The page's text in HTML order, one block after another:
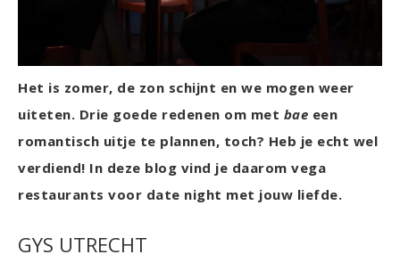
Het is zomer, de zon schijnt en we mogen weer
uiteten. Drie goede redenen om met bae een
romantisch uitje te plannen, toch? Heb je echt wel
verdiend! In deze blog vind je daarom vega
restaurants voor date night met jouw liefde.
GYS UTRECHT